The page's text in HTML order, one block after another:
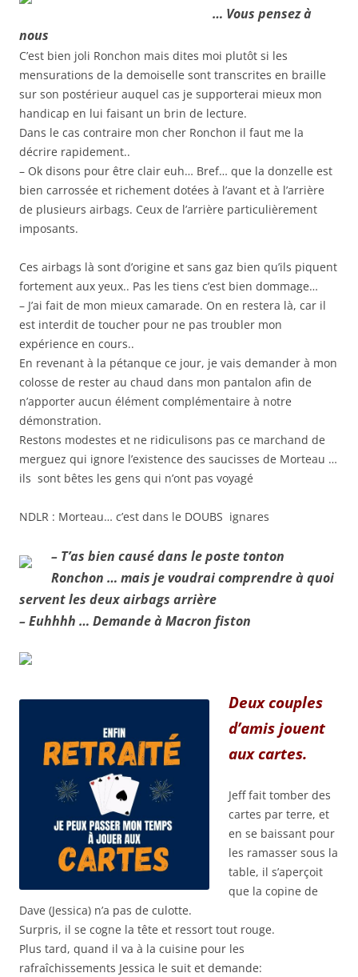
… Vous pensez à
nous
C’est bien joli Ronchon mais dites moi plutôt si les
mensurations de la demoiselle sont transcrites en braille
sur son postérieur auquel cas je supporterai mieux mon
handicap en lui faisant un brin de lecture.
Dans le cas contraire mon cher Ronchon il faut me la
décrire rapidement..
– Ok disons pour être clair euh… Bref… que la donzelle est
bien carrossée et richement dotées à l’avant et à l’arrière
de plusieurs airbags. Ceux de l’arrière particulièrement
imposants.
Ces airbags là sont d’origine et sans gaz bien qu’ils piquent
fortement aux yeux.. Pas les tiens c’est bien dommage…
– J’ai fait de mon mieux camarade. On en restera là, car il
est interdit de toucher pour ne pas troubler mon
expérience en cours..
En revenant à la pétanque ce jour, je vais demander à mon
colosse de rester au chaud dans mon pantalon afin de
n’apporter aucun élément complémentaire à notre
démonstration.
Restons modestes et ne ridiculisons pas ce marchand de
merguez qui ignore l’existence des saucisses de Morteau …
ils sont bêtes les gens qui n’ont pas voyagé
NDLR : Morteau… c’est dans le DOUBS ignares
– T’as bien causé dans le poste tonton
Ronchon … mais je voudrai comprendre à quoi
servent les deux airbags arrière
– Euhhhh … Demande à Macron fiston
Deux couples
d’amis jouent
aux cartes.
Jeff fait tomber des
cartes par terre, et
en se baissant pour
les ramasser sous la
table, il s’aperçoit
que la copine de
Dave (Jessica) n’a pas de culotte.
Surpris, il se cogne la tête et ressort tout rouge.
Plus tard, quand il va à la cuisine pour les
rafraîchissements Jessica le suit et demande: